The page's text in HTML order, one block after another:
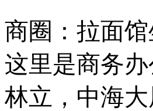
商圈：拉面
这里是商务
林立，中海